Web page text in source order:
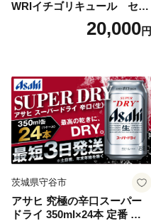
WRIイチゴリキュール セッ
ト（箱入り）【大人の味 酒
お酒 洋酒 スピリッツ クラフ
セット 詰め合わせ カクテル
ソーダ割り アルコール ロッ
ク ソーダ ジントニック 】
20,000円
茨城県守谷市
アサヒ 究極の辛口スーパー
ドライ 350ml×24本 定番 ビー